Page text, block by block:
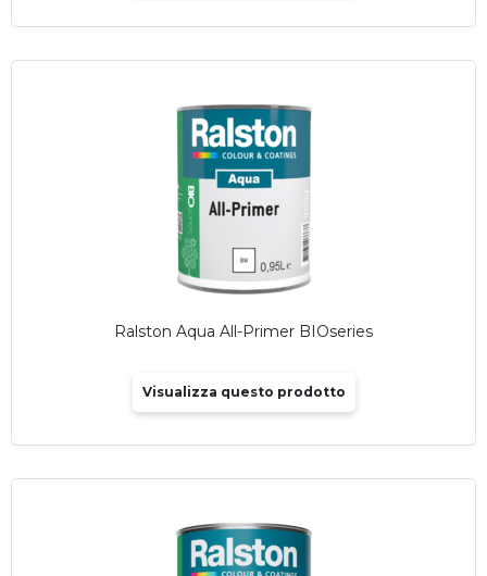
Ralston Aqua All-Primer BIOseries
Visualizza questo prodotto